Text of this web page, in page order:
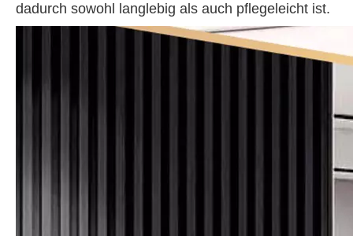
dadurch sowohl langlebig als auch pflegeleicht ist.